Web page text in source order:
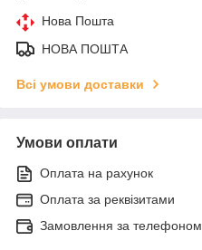
Нова Пошта
НОВА ПОШТА
Всі умови доставки
Умови оплати
Оплата на рахунок
Оплата за реквізитами
Замовлення за телефоном